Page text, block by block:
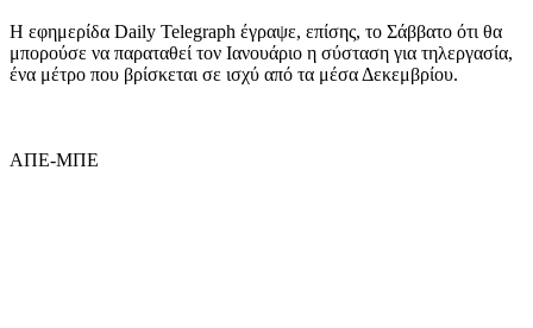
Η εφημερίδα Daily Telegraph έγραψε, επίσης, το Σάββατο ότι θα
μπορούσε να παραταθεί τον Ιανουάριο η σύσταση για τηλεργασία,
ένα μέτρο που βρίσκεται σε ισχύ από τα μέσα Δεκεμβρίου.
ΑΠΕ-ΜΠΕ